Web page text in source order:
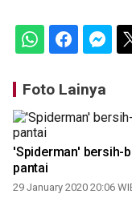
Foto Lainya
'Spiderman' bersih-
pantai
29 January 2020 20:06